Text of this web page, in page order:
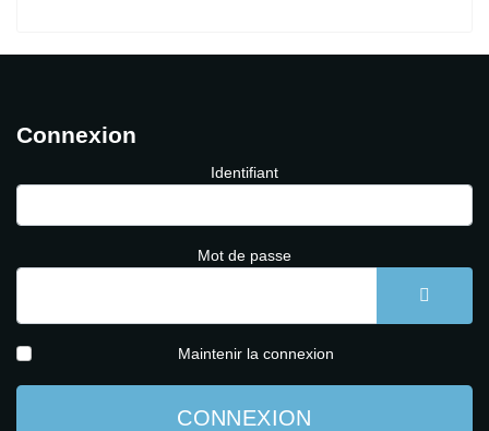
Connexion
Identifiant
Mot de passe
Maintenir la connexion
CONNEXION